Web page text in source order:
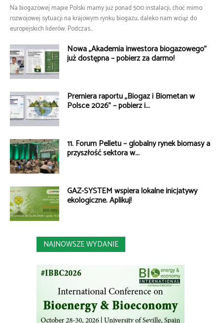
Na biogazowej mapie Polski mamy już ponad 500 instalacji, choć mimo
rozwojowej sytuacji na krajowym rynku biogazu, daleko nam wciąż do
europejskich liderów. Podczas...
Nowa „Akademia inwestora biogazowego”
już dostępna – pobierz za darmo!
Premiera raportu „Biogaz i Biometan w
Polsce 2026” – pobierz i...
11. Forum Pelletu – globalny rynek biomasy a
przyszłość sektora w...
GAZ-SYSTEM wspiera lokalne inicjatywy
ekologiczne. Aplikuj!
NAJNOWSZE WYDANIE